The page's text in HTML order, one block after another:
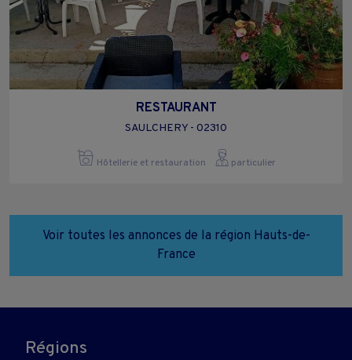
RESTAURANT
SAULCHERY - 02310
Hôtellerie et restauration particulier
Voir toutes les annonces de la région Hauts-de-
France
Régions